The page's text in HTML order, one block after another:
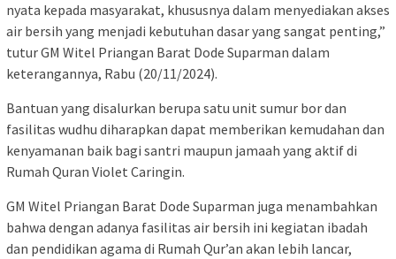
nyata kepada masyarakat, khususnya dalam menyediakan akses
air bersih yang menjadi kebutuhan dasar yang sangat penting,”
tutur GM Witel Priangan Barat Dode Suparman dalam
keterangannya, Rabu (20/11/2024).
Bantuan yang disalurkan berupa satu unit sumur bor dan
fasilitas wudhu diharapkan dapat memberikan kemudahan dan
kenyamanan baik bagi santri maupun jamaah yang aktif di
Rumah Quran Violet Caringin.
GM Witel Priangan Barat Dode Suparman juga menambahkan
bahwa dengan adanya fasilitas air bersih ini kegiatan ibadah
dan pendidikan agama di Rumah Qur’an akan lebih lancar,